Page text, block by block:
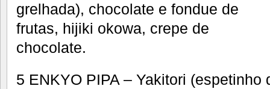
grelhada), chocolate e fondue de
frutas, hijiki okowa, crepe de
chocolate.
5 ENKYO PIPA – Yakitori (espetinho